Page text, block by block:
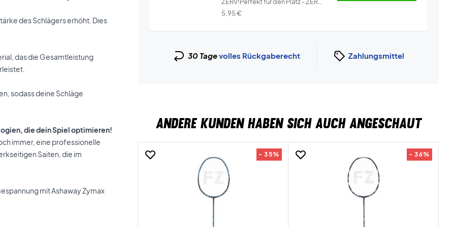
des Schlägers erhöht. Dies
das die Gesamtleistung
sodass deine Schläge
die dein Spiel optimieren!
immer, eine professionelle
Saiten, die im
mit Ashaway Zymax
Wri...
5,95€
30 Tagevolles Rückgaberecht Zahlungsmittel
ANDERE KUNDEN HABEN SICH AUCH ANGESCHAUT
- 35% - 36%